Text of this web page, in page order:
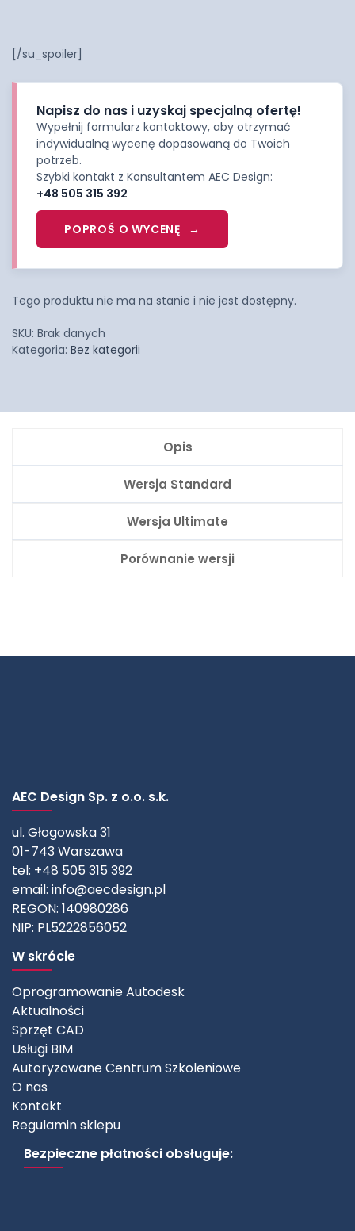
[/su_spoiler]
Napisz do nas i uzyskaj specjalną ofertę!
Wypełnij formularz kontaktowy, aby otrzymać
indywidualną wycenę dopasowaną do Twoich
potrzeb.
Szybki kontakt z Konsultantem AEC Design:
+48 505 315 392
POPROŚ O WYCENĘ
Tego produktu nie ma na stanie i nie jest dostępny.
SKU: Brak danych
Kategoria: Bez kategorii
Opis
Wersja Standard
Wersja Ultimate
Porównanie wersji
AEC Design Sp. z o.o. s.k.
ul. Głogowska 31
01-743 Warszawa
tel: +48 505 315 392
email: info@aecdesign.pl
REGON: 140980286
NIP: PL5222856052
W skrócie
Oprogramowanie Autodesk
Aktualności
Sprzęt CAD
Usługi BIM
Autoryzowane Centrum Szkoleniowe
O nas
Kontakt
Regulamin sklepu
Bezpieczne płatności obsługuje: